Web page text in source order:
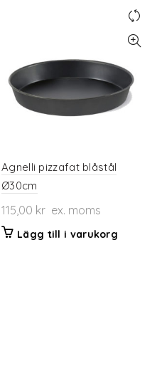
Agnelli pizzafat blåstål
Ø30cm
115,00 kr ex. moms
Lägg till i varukorg